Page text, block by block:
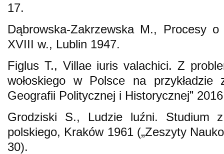
17.
Dąbrowska-Zakrzewska M., Procesy
XVIII w., Lublin 1947.
Figlus T., Villae iuris valachici. Z
wołoskiego w Polsce na przykładzie
Geografii Politycznej i Historycznej”
Grodziski S., Ludzie luźni. Studium
polskiego, Kraków 1961 („Zeszyty
30).